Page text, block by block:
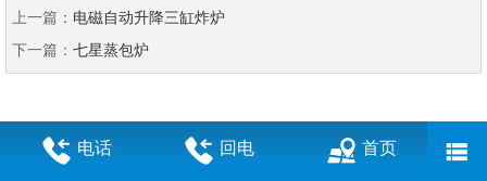
上一篇： 电磁自动升降三缸炸炉
下一篇： 七星蒸包炉
电话 回电 首页